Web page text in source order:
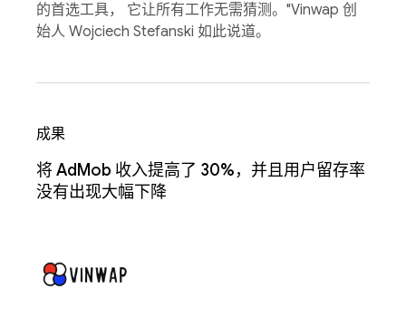
的首选工具， 它让所有工作无需猜测。"Vinwap 创
始人 Wojciech Stefanski 如此说道。
成果
将 AdMob 收入提高了 30%，并且用户留存率
没有出现大幅下降